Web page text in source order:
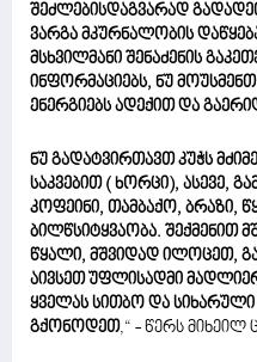
შეძლებისდაგვარად
ვარგა მკურნალობის
მსხვილმანი შენაძენის
ინფორმაციებს, ნუ
ენერგიებს ადექით და
ნუ გადატვირთავთ კუჭს
საკვებით ( ხორცი), ასევე,
კოფეინი, თამბაქო, ბრაზი,
ბილწსიტყვაობა. შექმენით
წყალი, მშვიდად ილოცეთ,
აივსეთ უფლისადმი
ყველას სითბო და სიხარული
გქონოდეთ,“ - წერს მიხეილ